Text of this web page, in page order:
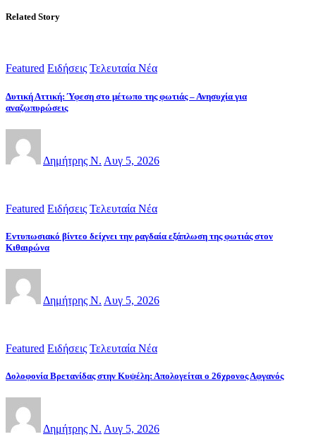
Related Story
Featured Ειδήσεις Τελευταία Νέα
Δυτική Αττική: Ύφεση στο μέτωπο της φωτιάς – Ανησυχία για
αναζωπυρώσεις
Δημήτρης Ν. Αυγ 5, 2026
Featured Ειδήσεις Τελευταία Νέα
Εντυπωσιακό βίντεο δείχνει την ραγδαία εξάπλωση της φωτιάς στον
Κιθαιρώνα
Δημήτρης Ν. Αυγ 5, 2026
Featured Ειδήσεις Τελευταία Νέα
Δολοφονία Βρετανίδας στην Κυψέλη: Απολογείται ο 26χρονος Αφγανός
Δημήτρης Ν. Αυγ 5, 2026